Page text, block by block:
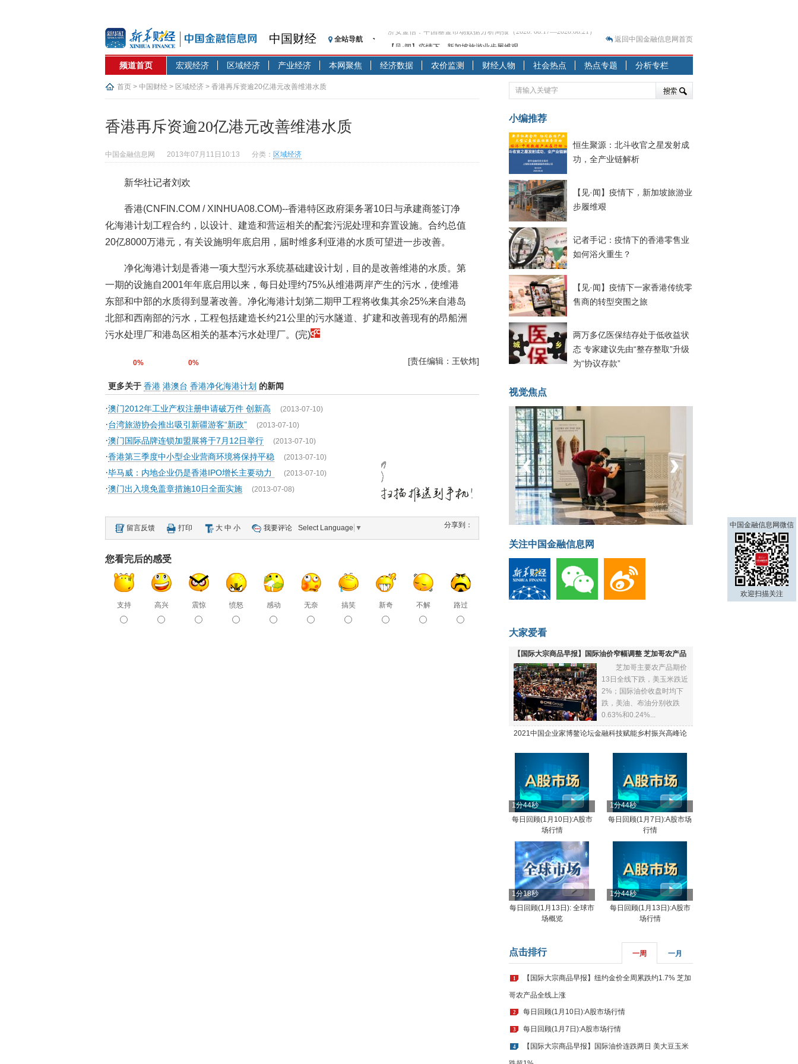
中国财经 全站导航
记者手记：疫情下的香港零售业如何浴火重生？
【见·闻】疫情下一家香港传统零售商的转型突围之旅
济安金信：中国基金市场数据分析周报（2020. 07.27—2020.07.31）
【新华财经调查】同业存单、结构性存款玩起“跷跷板” 结构性失衡藏
央行公开市场净投放300亿元 短端资金利率明显下行
基本面及股市双轮冲击 债市回调十年期债表现最弱
沥青期货连续两日涨逾3% 沪银及两粕涨势喜人
恒生聚源：北斗收官之星发射成功，全产业链解析
济安金信：中国基金市场数据分析周报（2020. 08.17—2020.08.21）
返回中国金融信息网首页
频道首页 宏观经济 区域经济 产业经济 本网聚焦 经济数据 农价监测 财经人物 社会热点 热点专题 分析专栏
首页 > 中国财经 > 区域经济 > 香港再斥资逾20亿港元改善维港水质
香港再斥资逾20亿港元改善维港水质
中国金融信息网 2013年07月11日10:13 分类： 区域经济
新华社记者刘欢
香港(CNFIN.COM / XINHUA08.COM)--香港特区政府渠务署10日与承建商签订净
化海港计划工程合约，以设计、建造和营运相关的配套污泥处理和弃置设施。合约总值
20亿8000万港元，有关设施明年底启用，届时维多利亚港的水质可望进一步改善。
净化海港计划是香港一项大型污水系统基础建设计划，目的是改善维港的水质。第
一期的设施自2001年年底启用以来，每日处理约75%从维港两岸产生的污水，使维港
东部和中部的水质得到显著改善。净化海港计划第二期甲工程将收集其余25%来自港岛
北部和西南部的污水，工程包括建造长约21公里的污水隧道、扩建和改善现有的昂船洲
污水处理厂和港岛区相关的基本污水处理厂。(完)
0% 0% [责任编辑：王钦炜]
更多关于 香港 港澳台 香港净化海港计划 的新闻
·澳门2012年工业产权注册申请破万件 创新高 (2013-07-10)
·台湾旅游协会推出吸引新疆游客“新政” (2013-07-10)
·澳门国际品牌连锁加盟展将于7月12日举行 (2013-07-10)
·香港第三季度中小型企业营商环境将保持平稳 (2013-07-10)
·毕马威：内地企业仍是香港IPO增长主要动力 (2013-07-10)
·澳门出入境免盖章措施10日全面实施 (2013-07-08)
留言反馈 打印 大 中 小 我要评论 Select Language ▼ 分享到：
您看完后的感受
支持 高兴 震惊 愤怒 感动 无奈 搞笑 新奇 不解 路过
小编推荐
恒生聚源：北斗收官之星发射成
功，全产业链解析
【见·闻】疫情下，新加坡旅游业
步履维艰
记者手记：疫情下的香港零售业
如何浴火重生？
【见·闻】疫情下一家香港传统零
售商的转型突围之旅
两万多亿医保结存处于低收益状
态 专家建议先由“整存整取”升级
为“协议存款”
视觉焦点
菲律宾：防疫降级
‹ ›
关注中国金融信息网
大家爱看
【国际大宗商品早报】国际油价窄幅调整 芝加哥农产品
全线下跌
芝加哥主要农产品期价
13日全线下跌，美玉米跌近
2%；国际油价收盘时均下
跌，美油、布油分别收跌
0.63%和0.24%...
2021中国企业家博鳌论坛金融科技赋能乡村振兴高峰论
1分44秒
每日回顾(1月10日):A股市
场行情
1分44秒
每日回顾(1月7日):A股市场
行情
1分18秒
每日回顾(1月13日): 全球市
场概览
1分44秒
每日回顾(1月13日):A股市
场行情
点击排行 一周 一月
1 【国际大宗商品早报】纽约金价全周累跌约1.7% 芝加
哥农产品全线上涨
2 每日回顾(1月10日):A股市场行情
3 每日回顾(1月7日):A股市场行情
4 【国际大宗商品早报】国际油价连跌两日 美大豆玉米
中国金融信息网微信
欢迎扫描关注